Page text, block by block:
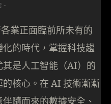
-
業正面臨前所未有的
的時代，掌握科技趨
是人工智能（AI）的
核心。在 AI 技術漸漸
隨而來的數據安全、